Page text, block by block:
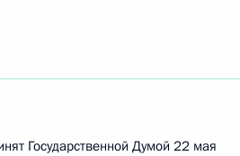
Государственной Думой 22 мая